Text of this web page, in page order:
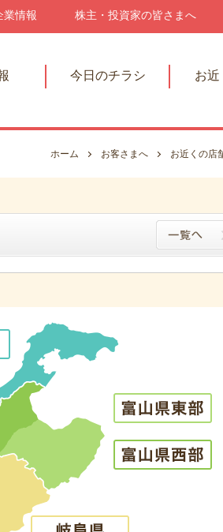
業情報 株主・投資家の皆さまへ
今日のチラシ お近
ホーム お客さまへ お近くの店